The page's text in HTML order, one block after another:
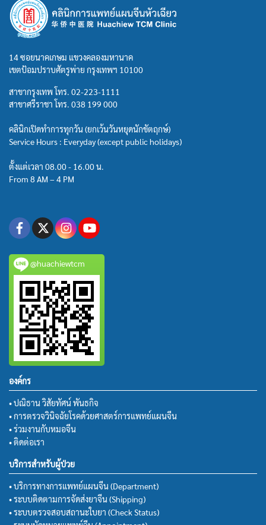
14 ซอยนาคเกษม แขวงคลองมหานาค
เขตป้อมปราบศัตรูพ่าย กรุงเทพฯ 10100
สาขากรุงเทพ โทร. 02-223-1111
สาขาศรีราชา โทร. 038 199 000
คลินิกเปิดทำการทุกวัน (ยกเว้นวันหยุดนักขัตฤกษ์)
Service Hours : Everyday (except public holidays)
ตั้งแต่เวลา 08.00 - 16.00 น.
From 8 AM – 4 PM
@huachiewtcm
องค์กร
• ปณิธาน วิสัยทัศน์ พันธกิจ
• การตรวจวินิจฉัยโรคด้วยศาสตร์การแพทย์แผนจีน
• ร่วมงานกับหมอจีน
• ติดต่อเรา
บริการสำหรับผู้ป่วย
• บริการทางการแพทย์แผนจีน (Department)
• ระบบติดตามการจัดส่งยาจีน (Shipping)
• ระบบตรวจสอบสถานะใบยา (Check Status)